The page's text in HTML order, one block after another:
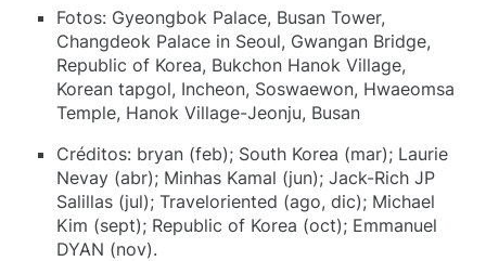
Fotos: Gyeongbok Palace, Busan Tower,
Changdeok Palace in Seoul, Gwangan Bridge,
Republic of Korea, Bukchon Hanok Village,
Korean tapgol, Incheon, Soswaewon, Hwaeomsa
Temple, Hanok Village-Jeonju, Busan
Créditos: bryan (feb); South Korea (mar); Laurie
Nevay (abr); Minhas Kamal (jun); Jack-Rich JP
Salillas (jul); Traveloriented (ago, dic); Michael
Kim (sept); Republic of Korea (oct); Emmanuel
DYAN (nov).